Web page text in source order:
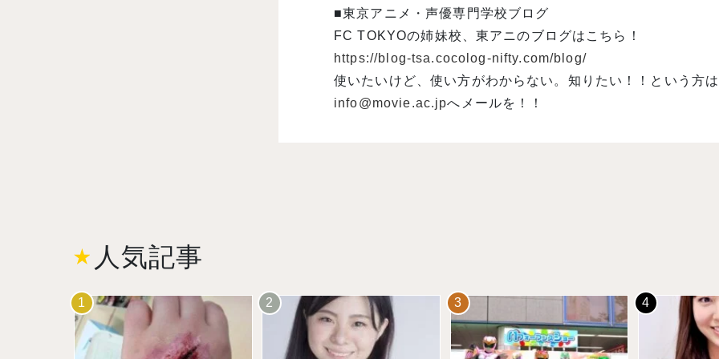
■東京アニメ・声優専門学校ブログ
FC TOKYOの姉妹校、東アニのブログはこちら！
https://blog-tsa.cocolog-nifty.com/blog/
使いたいけど、使い方がわからない。知りたい！！という方は
info@movie.ac.jpへメールを！！
人気記事